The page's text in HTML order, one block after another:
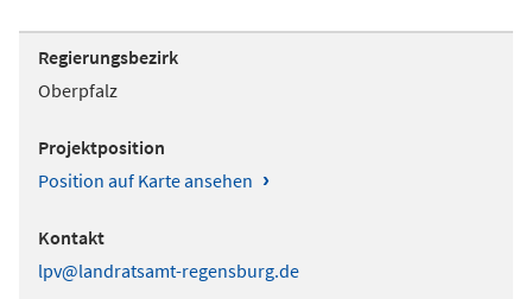
Regierungsbezirk
Oberpfalz
Projektposition
Position auf Karte ansehen ›
Kontakt
lpv@landratsamt-regensburg.de